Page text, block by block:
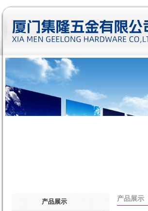
产品展示
产品展示